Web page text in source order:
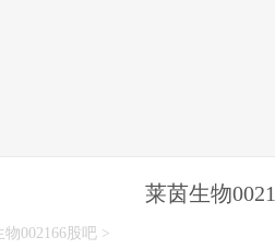
莱茵生物
物002166股吧 >